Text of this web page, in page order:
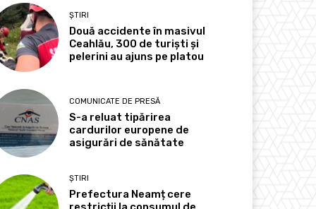
ȘTIRI
Două accidente în masivul
Ceahlău, 300 de turiști și
pelerini au ajuns pe platou
COMUNICATE DE PRESĂ
S-a reluat tipărirea
cardurilor europene de
asigurări de sănătate
ȘTIRI
Prefectura Neamț cere